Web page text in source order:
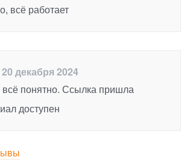
всё работает
декабря 2024
понятно. Ссылка пришла
доступен